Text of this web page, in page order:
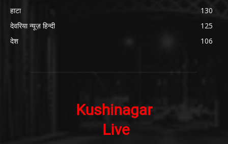
हाटा
130
देवरिया न्यूज़ हिन्दी
125
देश
106